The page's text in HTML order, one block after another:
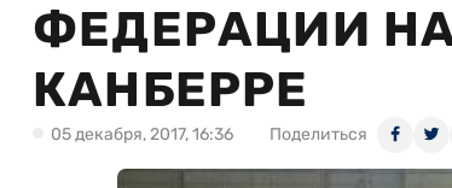
ФЕДЕРАЦИИ
КАНБЕРРЕ
05 декабря, 2017, 16:36 Поделиться